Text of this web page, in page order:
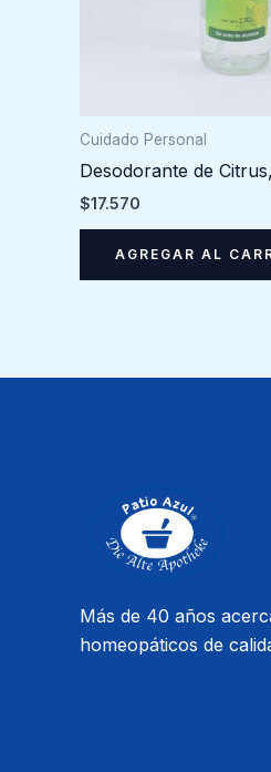
Cuidado Personal
Desodorante de
$17.570
AGREGAR AL
Más de 40 años
homeopáticos de